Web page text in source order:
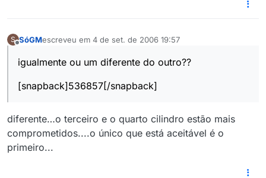
S SóGMescreveu em 4 de set. de 2006 19:57
última edição por
igualmente ou um diferente do outro??
[snapback]536857[/snapback]
diferente…o terceiro e o quarto cilindro estão mais
comprometidos....o único que está aceitável é o
primeiro...